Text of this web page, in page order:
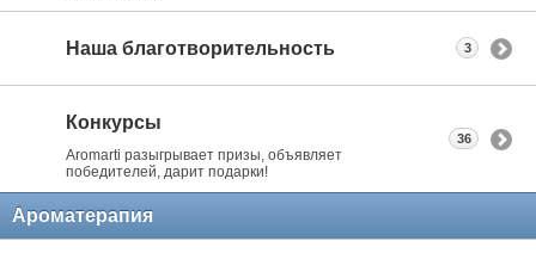
Наша благотворительность 3
Конкурсы
Aromarti разыгрывает призы, объявляет
победителей, дарит подарки!
36
Ароматерапия